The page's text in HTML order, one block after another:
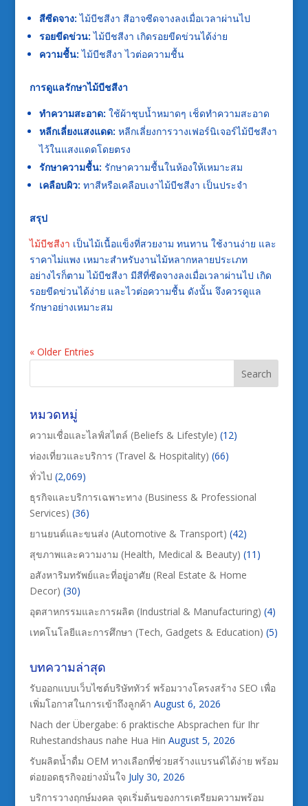
สีซีดจาง: ไม้บีชสีงา สีอาจซีดจางลงเมื่อเวลาผ่านไป
รอยขีดข่วน: ไม้บีชสีงา เกิดรอยขีดข่วนได้ง่าย
ความชื้น: ไม้บีชสีงา ไวต่อความชื้น
การดูแลรักษาไม้บีชสีงา
ทำความสะอาด: ใช้ผ้าชุบน้ำหมาดๆ เช็ดทำความสะอาด
หลีกเลี่ยงแสงแดด: หลีกเลี่ยงการวางเฟอร์นิเจอร์ไม้บีชสีงา
ไว้ในแสงแดดโดยตรง
รักษาความชื้น: รักษาความชื้นในห้องให้เหมาะสม
เคลือบผิว: ทาสีหรือเคลือบเงาไม้บีชสีงา เป็นประจำ
สรุป
ไม้บีชสีงา เป็นไม้เนื้อแข็งที่สวยงาม ทนทาน ใช้งานง่าย และ
ราคาไม่แพง เหมาะสำหรับงานไม้หลากหลายประเภท
อย่างไรก็ตาม ไม้บีชสีงา มีสีที่ซีดจางลงเมื่อเวลาผ่านไป เกิด
รอยขีดข่วนได้ง่าย และไวต่อความชื้น ดังนั้น จึงควรดูแล
รักษาอย่างเหมาะสม
« Older Entries
หมวดหมู่
ความเชื่อและไลฟ์สไตล์ (Beliefs & Lifestyle) (12)
ท่องเที่ยวและบริการ (Travel & Hospitality) (66)
ทั่วไป (2,069)
ธุรกิจและบริการเฉพาะทาง (Business & Professional
Services) (36)
ยานยนต์และขนส่ง (Automotive & Transport) (42)
สุขภาพและความงาม (Health, Medical & Beauty) (11)
อสังหาริมทรัพย์และที่อยู่อาศัย (Real Estate & Home
Decor) (30)
อุตสาหกรรมและการผลิต (Industrial & Manufacturing) (4)
เทคโนโลยีและการศึกษา (Tech, Gadgets & Education) (5)
บทความล่าสุด
รับออกแบบเว็บไซต์บริษัททัวร์ พร้อมวางโครงสร้าง SEO เพื่อ
เพิ่มโอกาสในการเข้าถึงลูกค้า August 6, 2026
Nach der Übergabe: 6 praktische Absprachen für Ihr
Ruhestandshaus nahe Hua Hin August 5, 2026
รับผลิตน้ำดื่ม OEM ทางเลือกที่ช่วยสร้างแบรนด์ได้ง่าย พร้อม
ต่อยอดธุรกิจอย่างมั่นใจ July 30, 2026
บริการวางฤกษ์มงคล จุดเริ่มต้นของการเตรียมความพร้อม